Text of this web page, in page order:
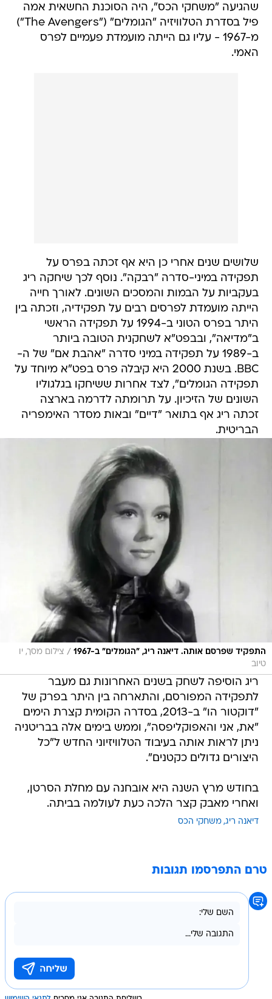
שהגיעה "משחקי הכס", היה הסוכנת החשאית אמה
פיל בסדרת הטלוויזיה "הגומלים" ("The Avengers")
מ-1967 - עליו גם הייתה מועמדת פעמיים לפרס
האמי.
שלושים שנים אחרי כן היא אף זכתה בפרס על
תפקידה במיני-סדרה "רבקה". נוסף לכך שיחקה ריג
בעקביות על הבמות והמסכים השונים. לאורך חייה
הייתה מועמדת לפרסים רבים על תפקידיה, וזכתה בין
היתר בפרס הטוני ב-1994 על תפקידה הראשי
ב"מדיאה", ובבפט"א לשחקנית הטובה ביותר
ב-1989 על תפקידה במיני סדרה "אהבת אם" של ה-
BBC. בשנת 2000 היא קיבלה פרס בפט"א מיוחד על
תפקידה הגומלים", לצד אחרות ששיחקו בגלגוליו
השונים של הזיכיון. על תרומתה לדרמה בארצה
זכתה ריג אף בתואר "דיים" ובאות מסדר האימפריה
הבריטית.
התפקיד שפרסם אותה. דיאנה ריג, "הגומלים" ב-1967 / צילום מסך, יו
טיוב
ריג הוסיפה לשחק בשנים האחרונות גם מעבר
לתפקידה המפורסם, והתארחה בין היתר בפרק של
"דוקטור הו" ב-2013, בסדרה הקומית קצרת הימים
"את, אני והאפוקליפסה", וממש בימים אלה בבריטניה
ניתן לראות אותה בעיבוד הטלוויזיוני החדש ל"כל
היצורים גדולים כקטנים".
בחודש מרץ השנה היא אובחנה עם מחלת הסרטן,
ואחרי מאבק קצר הלכה כעת לעולמה בביתה.
דיאנה ריג משחקי הכס
טרם התפרסמו תגובות